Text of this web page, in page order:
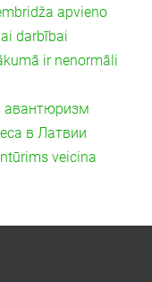
apvieno
darbībai
ir nenormāli
авантюризм
в Латвии
veicina